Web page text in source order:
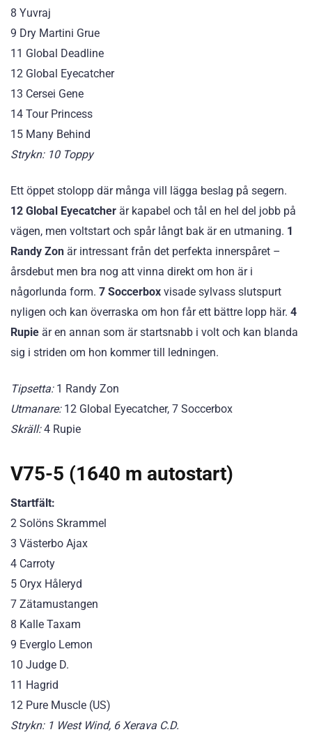
8 Yuvraj
9 Dry Martini Grue
11 Global Deadline
12 Global Eyecatcher
13 Cersei Gene
14 Tour Princess
15 Many Behind
Strykn: 10 Toppy
Ett öppet stolopp där många vill lägga beslag på segern.
12 Global Eyecatcher är kapabel och tål en hel del jobb på
vägen, men voltstart och spår långt bak är en utmaning. 1
Randy Zon är intressant från det perfekta innerspåret –
årsdebut men bra nog att vinna direkt om hon är i
någorlunda form. 7 Soccerbox visade sylvass slutspurt
nyligen och kan överraska om hon får ett bättre lopp här. 4
Rupie är en annan som är startsnabb i volt och kan blanda
sig i striden om hon kommer till ledningen.
Tipsetta:1 Randy Zon
Utmanare:12 Global Eyecatcher, 7 Soccerbox
Skräll:4 Rupie
V75-5 (1640 m autostart)
Startfält:
2 Solöns Skrammel
3 Västerbo Ajax
4 Carroty
5 Oryx Håleryd
7 Zätamustangen
8 Kalle Taxam
9 Everglo Lemon
10 Judge D.
11 Hagrid
12 Pure Muscle (US)
Strykn: 1 West Wind, 6 Xerava C.D.